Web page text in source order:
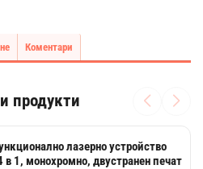
Коментари
продукти
лазерно устройство
в 1, монохромно, двустранен печат